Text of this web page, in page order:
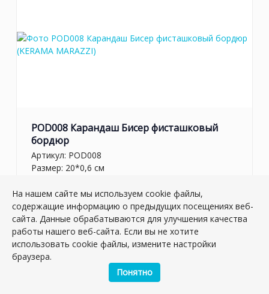
POD008 Карандаш Бисер фисташковый
бордюр
Артикул: POD008
Размер: 20*0,6 см
Плиток в упаковке:42шт
Товар снят с производства
На нашем сайте мы используем cookie файлы,
содержащие информацию о предыдущих посещениях веб-
сайта. Данные обрабатываются для улучшения качества
работы нашего веб-сайта. Если вы не хотите
использовать cookie файлы, измените настройки
браузера.
Понятно